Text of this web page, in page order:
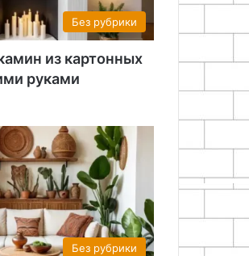
Без рубрики
из картонных
руками
Без рубрики